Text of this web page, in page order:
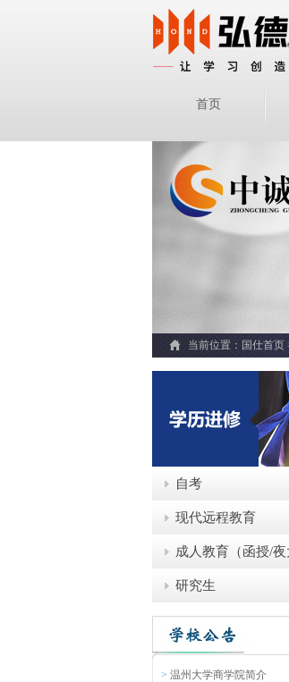
首页
当前位置： 国仕首页
自考
现代远程教育
成人教育（函授/夜
研究生
> 温州大学商学院简介